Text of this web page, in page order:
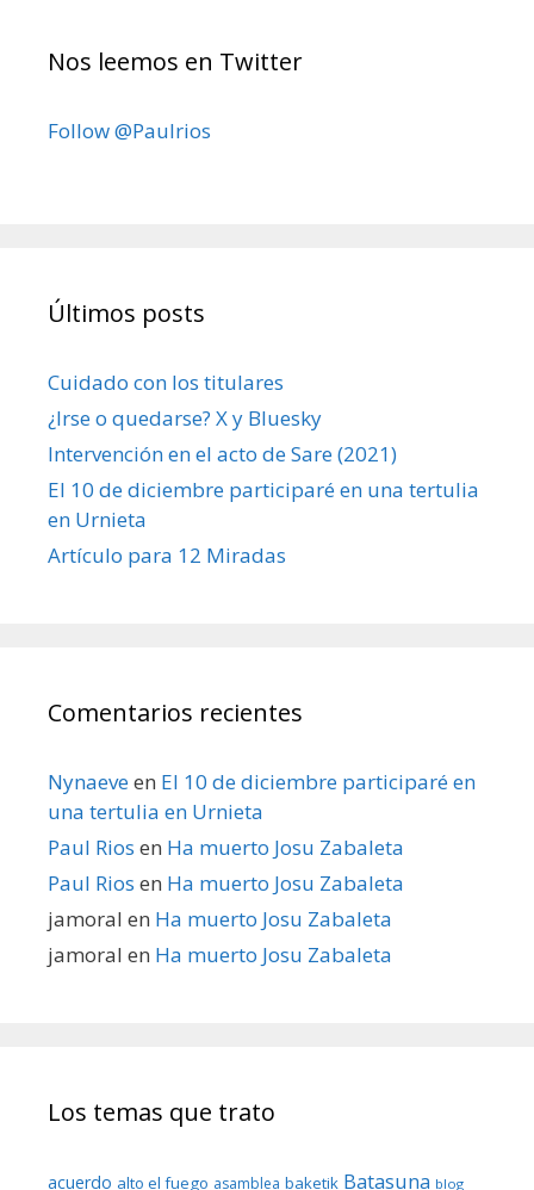
Nos leemos en Twitter
Follow @Paulrios
Últimos posts
Cuidado con los titulares
¿Irse o quedarse? X y Bluesky
Intervención en el acto de Sare (2021)
El 10 de diciembre participaré en una tertulia
en Urnieta
Artículo para 12 Miradas
Comentarios recientes
Nynaeveen El 10 de diciembre participaré en
una tertulia en Urnieta
Paul Rios en Ha muerto Josu Zabaleta
Paul Rios en Ha muerto Josu Zabaleta
jamoral en Ha muerto Josu Zabaleta
jamoral en Ha muerto Josu Zabaleta
Los temas que trato
acuerdo alto el fuego asamblea baketik Batasuna blog